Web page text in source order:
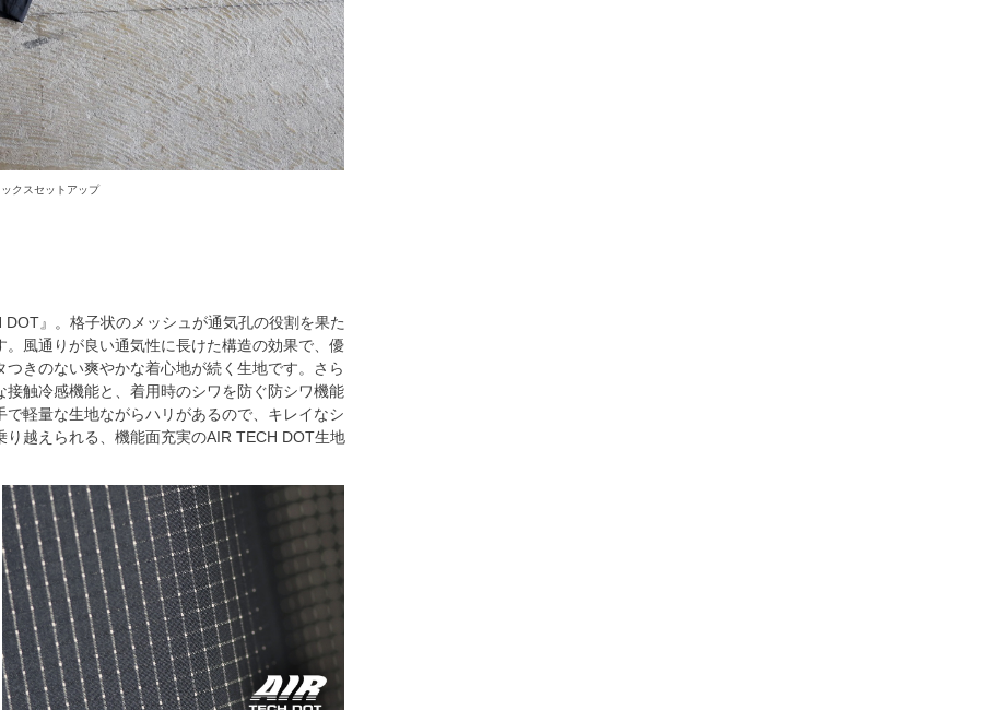
クスセットアップ
』。格子状のメッシュが通気孔の役割を果た
風通りが良い通気性に長けた構造の効果で、優
きのない爽やかな着心地が続く生地です。さら
触冷感機能と、着用時のシワを防ぐ防シワ機能
軽量な生地ながらハリがあるので、キレイなシ
越えられる、機能面充実のAIR TECH DOT生地